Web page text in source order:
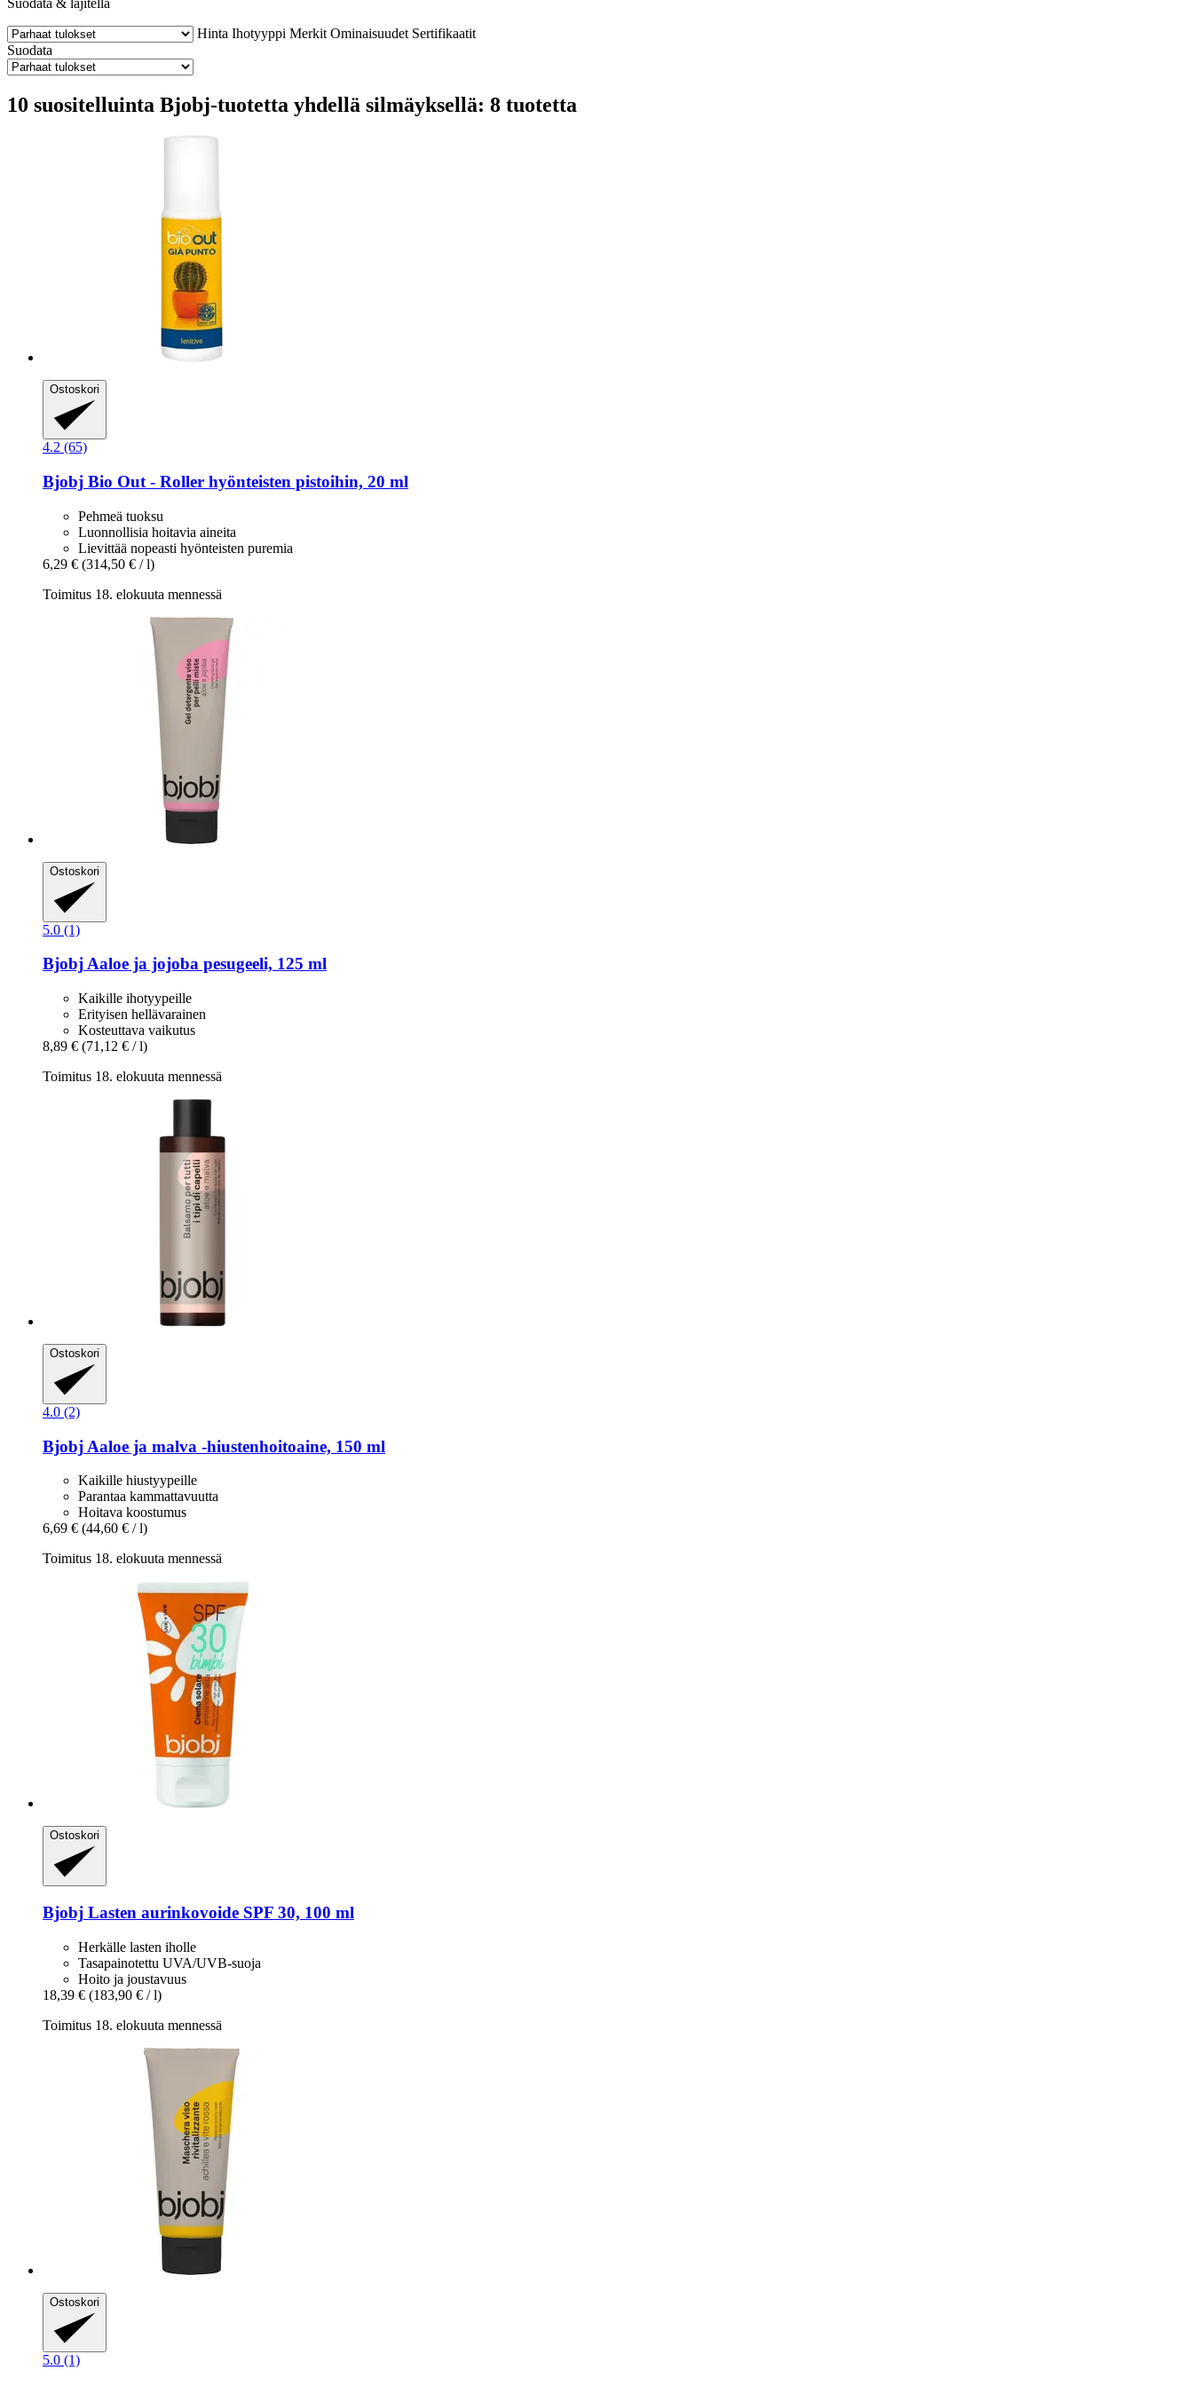
Hinta Ihotyyppi Merkit Ominaisuudet Sertifikaatit
Suodata
10 suositelluinta Bjobj-tuotetta yhdellä silmäyksellä: 8 tuotetta
Ostoskori
4.2 (65)
Bjobj Bio Out -​ Roller hyönteisten pistoihin, 20 ml
Pehmeä tuoksu
Luonnollisia hoitavia aineita
Lievittää nopeasti hyönteisten puremia
6,29 € (314,50 € / l)
Toimitus 18. elokuuta mennessä
Ostoskori
5.0 (1)
Bjobj Aaloe ja jojoba pesugeeli, 125 ml
Kaikille ihotyypeille
Erityisen hellävarainen
Kosteuttava vaikutus
8,89 € (71,12 € / l)
Toimitus 18. elokuuta mennessä
Ostoskori
4.0 (2)
Bjobj Aaloe ja malva -​hiustenhoitoaine, 150 ml
Kaikille hiustyypeille
Parantaa kammattavuutta
Hoitava koostumus
6,69 € (44,60 € / l)
Toimitus 18. elokuuta mennessä
Ostoskori
Bjobj Lasten aurinkovoide SPF 30, 100 ml
Herkälle lasten iholle
Tasapainotettu UVA/UVB-suoja
Hoito ja joustavuus
18,39 € (183,90 € / l)
Toimitus 18. elokuuta mennessä
Ostoskori
5.0 (1)